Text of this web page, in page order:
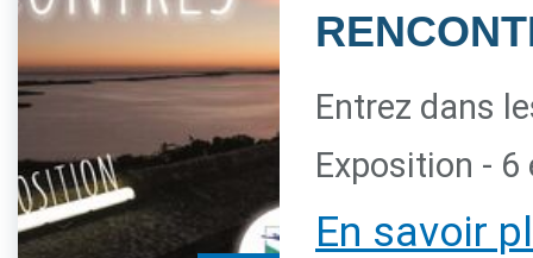
Entrez dans
Exposition -
En savoir